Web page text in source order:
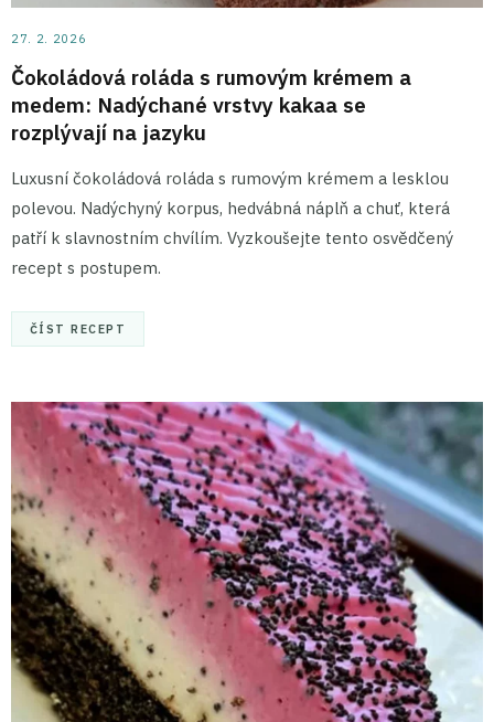
27. 2. 2026
Čokoládová roláda s rumovým krémem a
medem: Nadýchané vrstvy kakaa se
rozplývají na jazyku
Luxusní čokoládová roláda s rumovým krémem a lesklou
polevou. Nadýchyný korpus, hedvábná náplň a chuť, která
patří k slavnostním chvílím. Vyzkoušejte tento osvědčený
recept s postupem.
ČÍST RECEPT